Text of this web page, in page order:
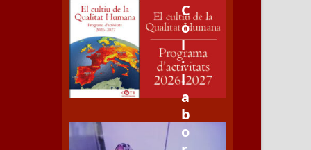
C
o
l
·
l
a
b
o